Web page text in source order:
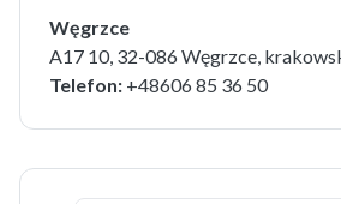
Węgrzce
A17 10, 32-086 Węgrzce,
Telefon: +48606 85 36 50